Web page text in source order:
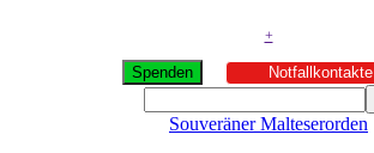
+
Spenden Notfallkontakte
Souveräner Malteserorden